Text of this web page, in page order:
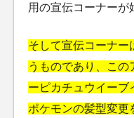
用の宣伝コーナーが
そして宣伝コーナー
うものであり、こ
ーピカチュウイーブ
ポケモンの髪型変更